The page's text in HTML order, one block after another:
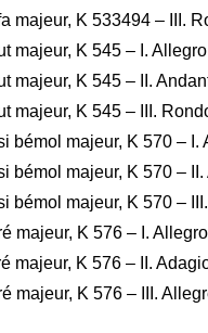
majeur, K 533494 – III.
majeur, K 545 – I. Allegro
majeur, K 545 – II.
majeur, K 545 – III.
bémol majeur, K 570 – I.
bémol majeur, K 570 –
bémol majeur, K 570 –
majeur, K 576 – I. Allegro
majeur, K 576 – II.
majeur, K 576 – III.